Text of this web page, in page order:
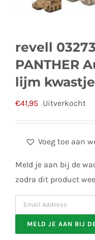
revell
PANTHER
lijm
€41,95 Uitverkocht
Voeg toe aan
Meld je aan bij de
zodra dit product
Enter
your
email
MELD JE AAN BIJ